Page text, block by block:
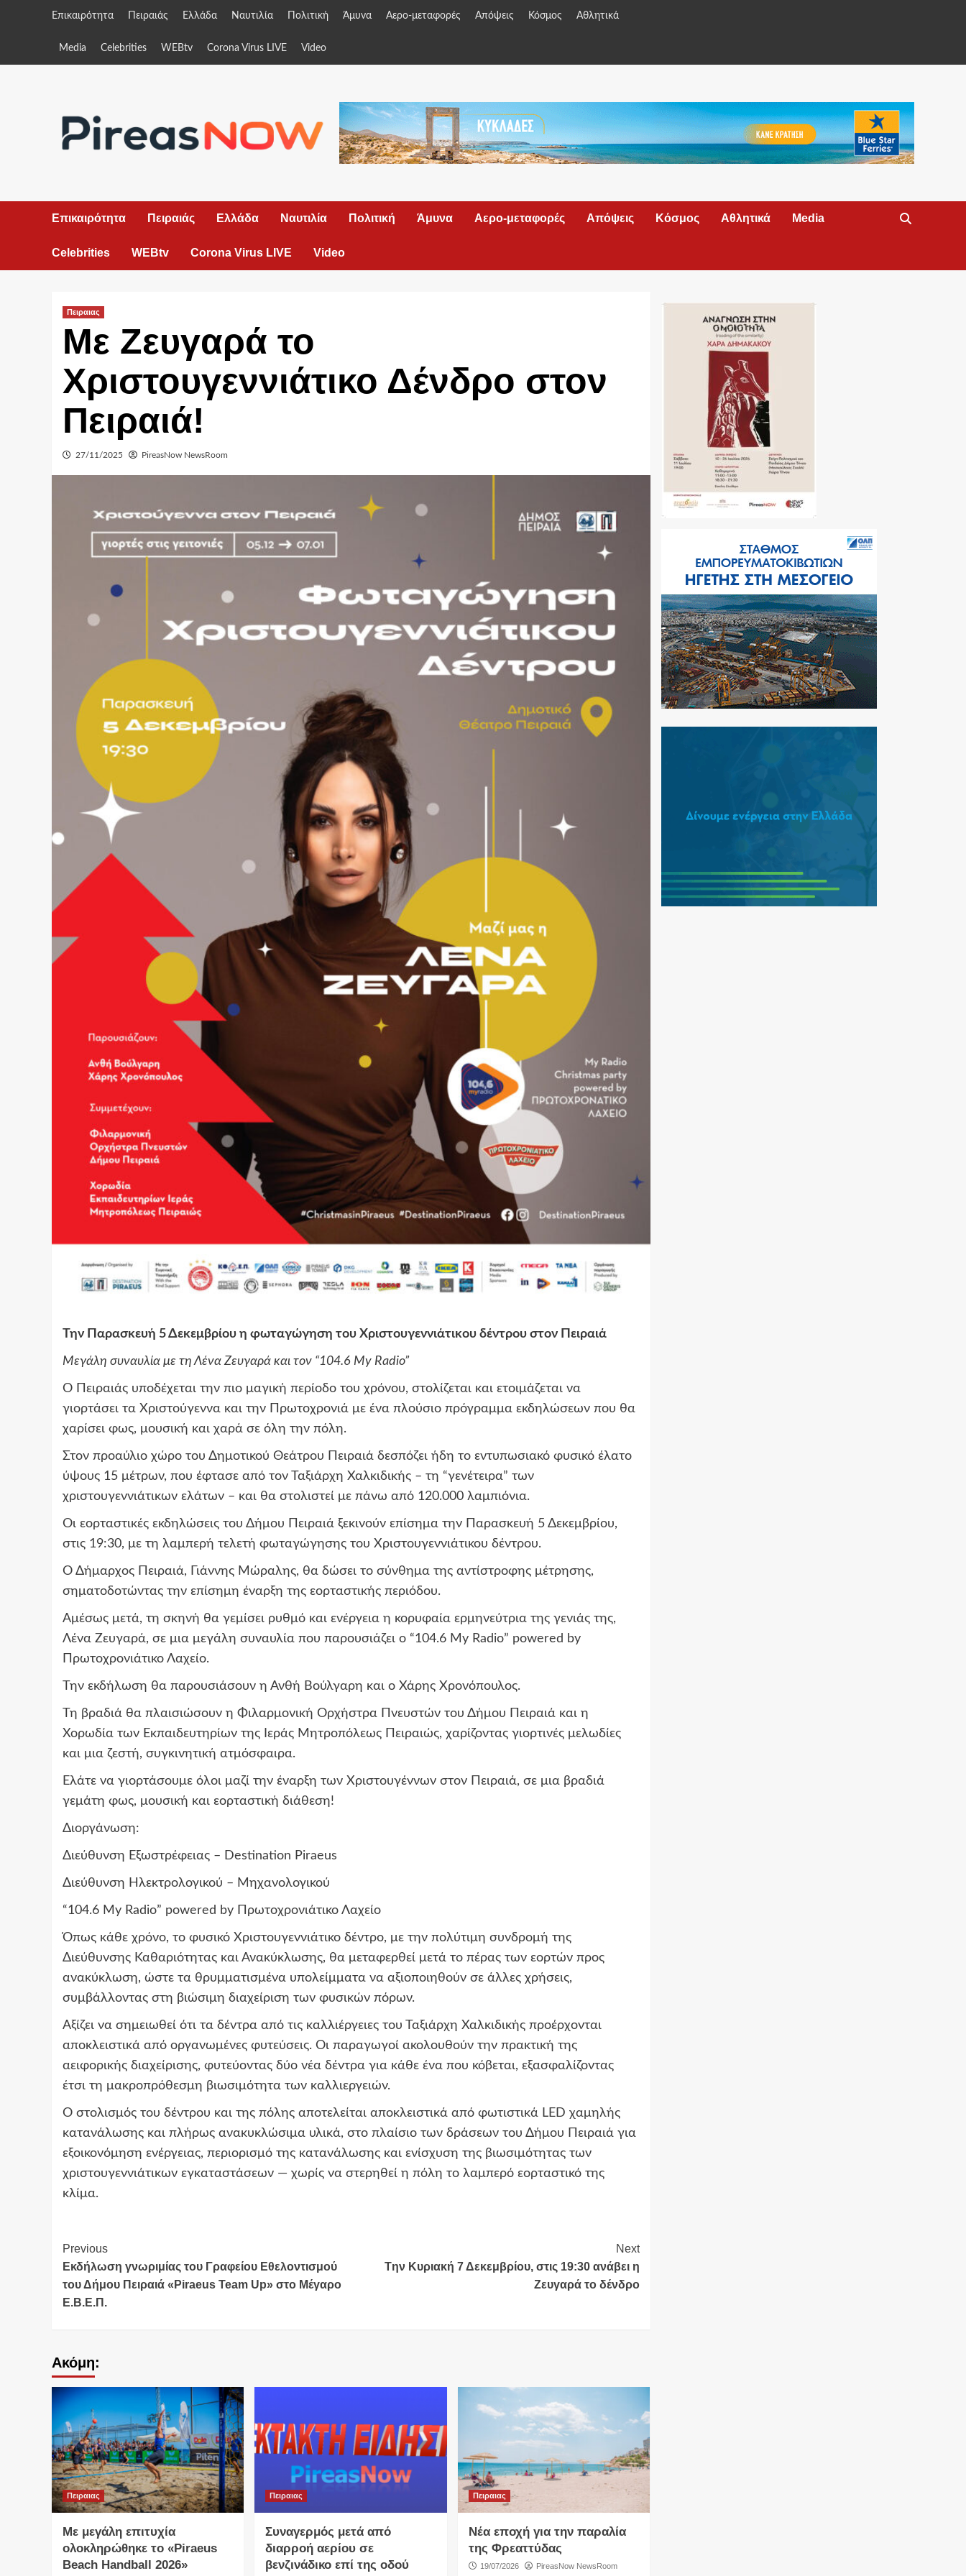
Επικαιρότητα Πειραιάς Ελλάδα Ναυτιλία Πολιτική Άμυνα Αερο-μεταφορές Απόψεις Κόσμος Αθλητικά
Media Celebrities WEBtv Corona Virus LIVE Video
Επικαιρότητα Πειραιάς Ελλάδα Ναυτιλία Πολιτική Άμυνα Αερο-μεταφορές Απόψεις Κόσμος Αθλητικά Media
Celebrities WEBtv Corona Virus LIVE Video
Πειραιας
Με Ζευγαρά το
Χριστουγεννιάτικο Δένδρο στον
Πειραιά!
27/11/2025 PireasNow NewsRoom
Την Παρασκευή 5 Δεκεμβρίου η φωταγώγηση του Χριστουγεννιάτικου δέντρου στον Πειραιά
Μεγάλη συναυλία με τη Λένα Ζευγαρά και τον “104.6 My Radio”
Ο Πειραιάς υποδέχεται την πιο μαγική περίοδο του χρόνου, στολίζεται και ετοιμάζεται να
γιορτάσει τα Χριστούγεννα και την Πρωτοχρονιά με ένα πλούσιο πρόγραμμα εκδηλώσεων που θα
χαρίσει φως, μουσική και χαρά σε όλη την πόλη.
Στον προαύλιο χώρο του Δημοτικού Θεάτρου Πειραιά δεσπόζει ήδη το εντυπωσιακό φυσικό έλατο
ύψους 15 μέτρων, που έφτασε από τον Ταξιάρχη Χαλκιδικής – τη “γενέτειρα” των
χριστουγεννιάτικων ελάτων – και θα στολιστεί με πάνω από 120.000 λαμπιόνια.
Οι εορταστικές εκδηλώσεις του Δήμου Πειραιά ξεκινούν επίσημα την Παρασκευή 5 Δεκεμβρίου,
στις 19:30, με τη λαμπερή τελετή φωταγώγησης του Χριστουγεννιάτικου δέντρου.
Ο Δήμαρχος Πειραιά, Γιάννης Μώραλης, θα δώσει το σύνθημα της αντίστροφης μέτρησης,
σηματοδοτώντας την επίσημη έναρξη της εορταστικής περιόδου.
Αμέσως μετά, τη σκηνή θα γεμίσει ρυθμό και ενέργεια η κορυφαία ερμηνεύτρια της γενιάς της,
Λένα Ζευγαρά, σε μια μεγάλη συναυλία που παρουσιάζει ο “104.6 My Radio” powered by
Πρωτοχρονιάτικο Λαχείο.
Την εκδήλωση θα παρουσιάσουν η Ανθή Βούλγαρη και ο Χάρης Χρονόπουλος.
Τη βραδιά θα πλαισιώσουν η Φιλαρμονική Ορχήστρα Πνευστών του Δήμου Πειραιά και η
Χορωδία των Εκπαιδευτηρίων της Ιεράς Μητροπόλεως Πειραιώς, χαρίζοντας γιορτινές μελωδίες
και μια ζεστή, συγκινητική ατμόσφαιρα.
Ελάτε να γιορτάσουμε όλοι μαζί την έναρξη των Χριστουγέννων στον Πειραιά, σε μια βραδιά
γεμάτη φως, μουσική και εορταστική διάθεση!
Διοργάνωση:
Διεύθυνση Εξωστρέφειας – Destination Piraeus
Διεύθυνση Ηλεκτρολογικού – Μηχανολογικού
“104.6 My Radio” powered by Πρωτοχρονιάτικο Λαχείο
Όπως κάθε χρόνο, το φυσικό Χριστουγεννιάτικο δέντρο, με την πολύτιμη συνδρομή της
Διεύθυνσης Καθαριότητας και Ανακύκλωσης, θα μεταφερθεί μετά το πέρας των εορτών προς
ανακύκλωση, ώστε τα θρυμματισμένα υπολείμματα να αξιοποιηθούν σε άλλες χρήσεις,
συμβάλλοντας στη βιώσιμη διαχείριση των φυσικών πόρων.
Αξίζει να σημειωθεί ότι τα δέντρα από τις καλλιέργειες του Ταξιάρχη Χαλκιδικής προέρχονται
αποκλειστικά από οργανωμένες φυτεύσεις. Οι παραγωγοί ακολουθούν την πρακτική της
αειφορικής διαχείρισης, φυτεύοντας δύο νέα δέντρα για κάθε ένα που κόβεται, εξασφαλίζοντας
έτσι τη μακροπρόθεσμη βιωσιμότητα των καλλιεργειών.
Ο στολισμός του δέντρου και της πόλης αποτελείται αποκλειστικά από φωτιστικά LED χαμηλής
κατανάλωσης και πλήρως ανακυκλώσιμα υλικά, στο πλαίσιο των δράσεων του Δήμου Πειραιά για
εξοικονόμηση ενέργειας, περιορισμό της κατανάλωσης και ενίσχυση της βιωσιμότητας των
χριστουγεννιάτικων εγκαταστάσεων — χωρίς να στερηθεί η πόλη το λαμπερό εορταστικό της
κλίμα.
Continue
Reading
Previous
Εκδήλωση γνωριμίας του Γραφείου Εθελοντισμού
του Δήμου Πειραιά «Piraeus Team Up» στο Μέγαρο
Ε.Β.Ε.Π.
Next
Tην Κυριακή 7 Δεκεμβρίου, στις 19:30 ανάβει η
Ζευγαρά το δένδρο
Ακόμη:
Πειραιας
Με μεγάλη επιτυχία
ολοκληρώθηκε το «Piraeus
Beach Handball 2026»
Πειραιας
Συναγερμός μετά από
διαρροή αερίου σε
βενζινάδικο επί της οδού
Πειραιας
Νέα εποχή για την παραλία
της Φρεαττύδας
19/07/2026 PireasNow NewsRoom